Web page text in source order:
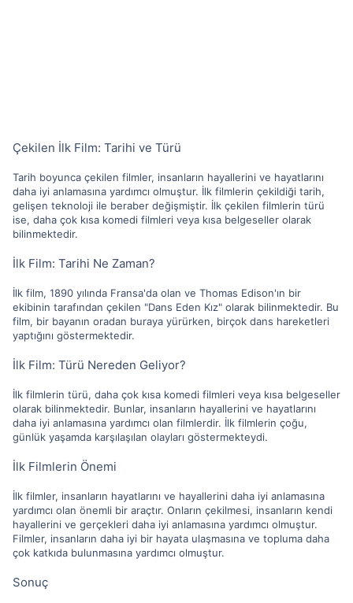
Çekilen İlk Film: Tarihi ve Türü
Tarih boyunca çekilen filmler, insanların hayallerini ve hayatlarını
daha iyi anlamasına yardımcı olmuştur. İlk filmlerin çekildiği tarih,
gelişen teknoloji ile beraber değişmiştir. İlk çekilen filmlerin türü
ise, daha çok kısa komedi filmleri veya kısa belgeseller olarak
bilinmektedir.
İlk Film: Tarihi Ne Zaman?
İlk film, 1890 yılında Fransa'da olan ve Thomas Edison'ın bir
ekibinin tarafından çekilen "Dans Eden Kız" olarak bilinmektedir. Bu
film, bir bayanın oradan buraya yürürken, birçok dans hareketleri
yaptığını göstermektedir.
İlk Film: Türü Nereden Geliyor?
İlk filmlerin türü, daha çok kısa komedi filmleri veya kısa belgeseller
olarak bilinmektedir. Bunlar, insanların hayallerini ve hayatlarını
daha iyi anlamasına yardımcı olan filmlerdir. İlk filmlerin çoğu,
günlük yaşamda karşılaşılan olayları göstermekteydi.
İlk Filmlerin Önemi
İlk filmler, insanların hayatlarını ve hayallerini daha iyi anlamasına
yardımcı olan önemli bir araçtır. Onların çekilmesi, insanların kendi
hayallerini ve gerçekleri daha iyi anlamasına yardımcı olmuştur.
Filmler, insanların daha iyi bir hayata ulaşmasına ve topluma daha
çok katkıda bulunmasına yardımcı olmuştur.
Sonuç